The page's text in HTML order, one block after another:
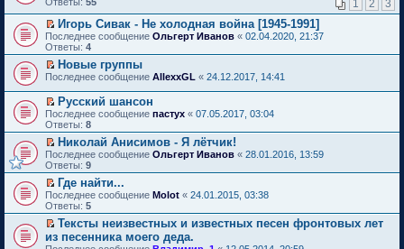
о
м
у
с
о
о
б
щ
е
н
и
ю
и
т
а
н
н
о
м
у
с
о
о
б
щ
е
н
и
ю
у
н
е
п
р
о
ч
и
т
а
н
н
о
м
у
с
о
о
б
щ
е
и
р
в
о
м
у
н
е
п
р
о
ч
и
т
а
н
н
о
м
у
с
о
о
б
и
к
п
е
р
в
о
м
у
н
е
п
р
о
ч
и
т
а
н
н
м
у
е
й
т
и
п
р
в
о
м
у
н
е
п
р
о
ч
и
а
1 2 3
П
е
р
е
й
и
к
п
е
р
в
о
м
у
н
е
п
о
Игорь Сивак - Не холодная война [1945-1991]
Последнее сообщение Ольгерт Иванов « 02.04.2020, 21:37
Ответы: 4
П
р
е
й
т
и
к
п
е
р
в
о
м
н
е
Новые группы
Последнее сообщение AllexxGL « 24.12.2017, 14:41
П
е
р
е
й
т
и
к
п
е
р
о
Русский шансон
Последнее сообщение пастух « 07.05.2017, 03:04
Ответы: 8
П
е
р
й
т
и
п
Николай Анисимов - Я лётчик!
Последнее сообщение Ольгерт Иванов « 28.01.2016, 13:59
Ответы: 9
П
е
р
й
т
Где найти...
Последнее сообщение Molot « 24.01.2015, 03:38
Ответы: 5
П
е
Тексты неизвестных и известных песен фронтовых лет
из песенника моего деда.